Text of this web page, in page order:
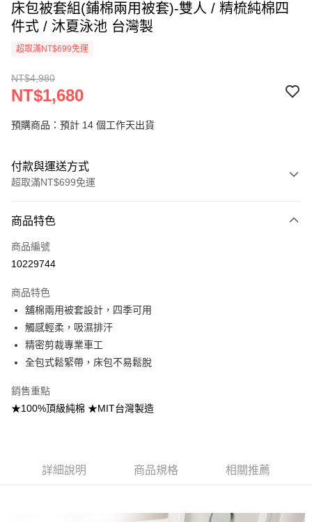
床包被套組(鋪棉兩用被套)-雙人 / 精梳純棉四
件式 / 沐夏泳池 台灣製
超取滿NT$699免運
NT$4,980
NT$1,680
預購商品：預計 14 個工作天出貨
付款與運送方式
超取滿NT$699免運
信用卡一次付款
信用卡分期付款
合作金庫商業銀行
華南商業銀行
上海商業儲蓄銀行
國泰世華商業銀行
臺灣中小企業銀行
聯邦商業銀行
元大商業銀行
超商取貨付款
LINE Pay
Apple Pay
Google Pay
相關說明
2.付款方式選擇「大哥付你分期」，訂單成立後會自動跳轉到大哥付的交易
商品特色
商品編號
10229744
商品特色
舖棉兩用被套設計，四季可用
觸感輕柔，吸濕排汗
精密剪裁專業車工
全包式鬆緊帶，床包不易鬆脫
銷售重點
★100%頂級純棉 ★MIT台灣製造
詳細說明 商品規格 相關推薦